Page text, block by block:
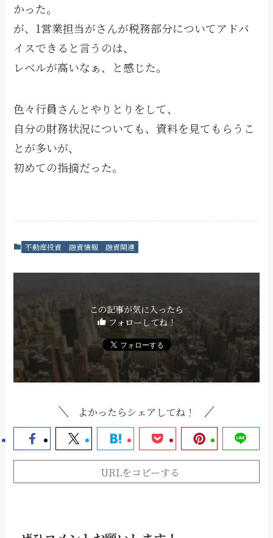
かった。
が、1営業担当がさんが税務部分についてアドバ
イスできると言うのは、
レベルが高いなぁ、と感じた。
色々行員さんとやりとりをして、
自分の財務状況についても、資料を見てもらうこ
とが多いが、
初めての指摘だった。
不動産投資 融資情報 融資関連
この記事が気に入ったら
フォローしてね！
よかったらシェアしてね！
URLをコピーする